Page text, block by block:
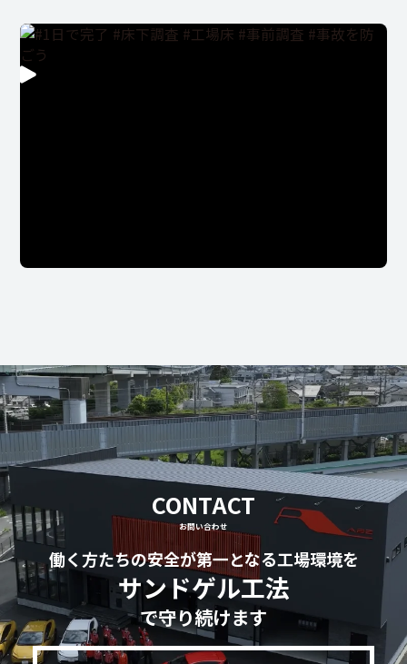
CONTACT
お問い合わせ
働く方たちの安全が第一となる工場環境を
サンドゲル工法
で守り続けます